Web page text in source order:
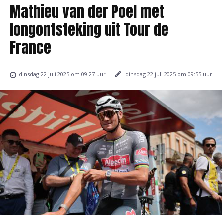
Mathieu van der Poel met
longontsteking uit Tour de
France
dinsdag 22 juli 2025 om 09:27 uur dinsdag 22 juli 2025 om 09:55 uur